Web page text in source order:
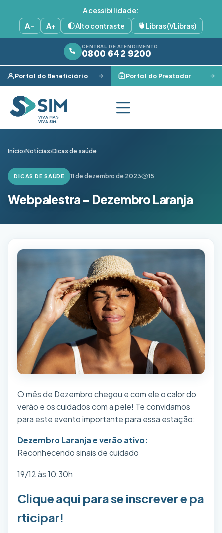
Acessibilidade:
A−
A+ Alto contraste Libras (VLibras)
CENTRAL DE ATENDIMENTO
0800 642 9200
Portal do Beneficiário Portal do Prestador
Início›Notícias›Dicas de saúde
DICAS DE SAÚDE 11 de dezembro de 2023 15
Webpalestra – Dezembro Laranja
O mês de Dezembro chegou e com ele o calor do
verão e os cuidados com a pele! Te convidamos
para este evento importante para essa estação:
Dezembro Laranja e verão ativo:
Reconhecendo sinais de cuidado
19/12 às 10:30h
Clique aqui para se inscrever e pa
rticipar!